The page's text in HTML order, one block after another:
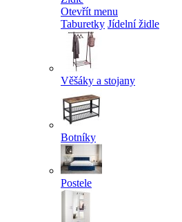
Otevřít menu
Taburetky Jídelní židle
Věšáky a stojany
Botníky
Postele